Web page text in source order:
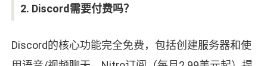
2. Discord需要付费吗？
Discord的核心功能完全免费，包括创建服务器和使